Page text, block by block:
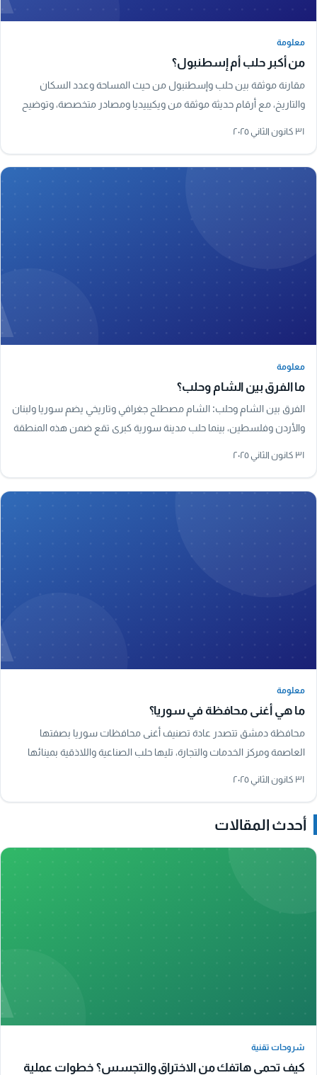
معلومة
من أكبر حلب أم إسطنبول؟
مقارنة موثقة بين حلب وإسطنبول من حيث المساحة وعدد السكان
والتاريخ، مع أرقام حديثة موثقة من ويكيبيديا ومصادر متخصصة، وتوضيح
٣١ كانون الثاني ٢٠٢٥
معلومة
ما الفرق بين الشام وحلب؟
الفرق بين الشام وحلب: الشام مصطلح جغرافي وتاريخي يضم سوريا ولبنان
والأردن وفلسطين، بينما حلب مدينة سورية كبرى تقع ضمن هذه المنطقة
٣١ كانون الثاني ٢٠٢٥
معلومة
ما هي أغنى محافظة في سوريا؟
محافظة دمشق تتصدر عادة تصنيف أغنى محافظات سوريا بصفتها
العاصمة ومركز الخدمات والتجارة، تليها حلب الصناعية واللاذقية بمينائها
٣١ كانون الثاني ٢٠٢٥
أحدث المقالات
شروحات تقنية
كيف تحمي هاتفك من الاختراق والتجسس؟ خطوات عملية